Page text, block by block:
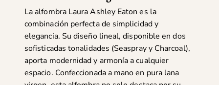
La alfombra Laura Ashley Eaton es la
combinación perfecta de simplicidad y
elegancia. Su diseño lineal, disponible en dos
sofisticadas tonalidades (Seaspray y Charcoal),
aporta modernidad y armonía a cualquier
espacio. Confeccionada a mano en pura lana